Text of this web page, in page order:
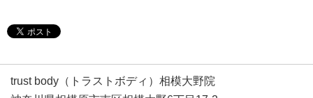
trust body（トラストボディ）相模大野院